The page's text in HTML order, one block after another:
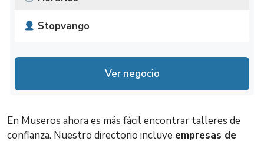
Stopvango
Lunes
No disponible
No disponible
Jueves
No disponible
Ver negocio
En Museros ahora es más fácil encontrar talleres de
confianza. Nuestro directorio incluye empresas de